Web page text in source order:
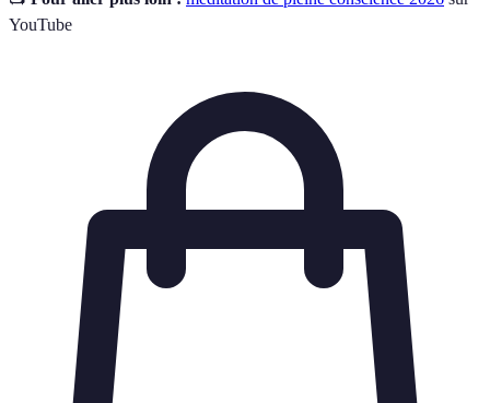
YouTube